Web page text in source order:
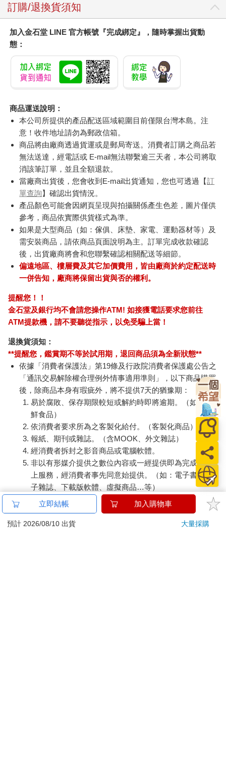
訂購/退換貨須知
加入金石堂 LINE 官方帳號『完成綁定』，隨時掌握出貨動
態：
商品運送說明：
本公司所提供的產品配送區域範圍目前僅限台灣本島。注
意！收件地址請勿為郵政信箱。
商品將由廠商透過貨運或是郵局寄送。消費者訂購之商品若
無法送達，經電話或 E-mail無法聯繫逾三天者，本公司將取
消該筆訂單，並且全額退款。
當廠商出貨後，您會收到E-mail出貨通知，您也可透過【訂
單查詢】確認出貨情況。
產品顏色可能會因網頁呈現與拍攝關係產生色差，圖片僅供
參考，商品依實際供貨樣式為準。
如果是大型商品（如：傢俱、床墊、家電、運動器材等）及
需安裝商品，請依商品頁面說明為主。訂單完成收款確認
後，出貨廠商將會和您聯繫確認相關配送等細節。
偏遠地區、樓層費及其它加價費用，皆由廠商於約定配送時
一併告知，廠商將保留出貨與否的權利。
提醒您！！
金石堂及銀行均不會請您操作ATM! 如接獲電話要求您前往
ATM提款機，請不要聽從指示，以免受騙上當！
退換貨須知：
**提醒您，鑑賞期不等於試用期，退回商品須為全新狀態**
依據「消費者保護法」第19條及行政院消費者保護處公告之
「通訊交易解除權合理例外情事適用準則」，以下商品購買
後，除商品本身有瑕疵外，將不提供7天的猶豫期：
易於腐敗、保存期限較短或解約時即將逾期。（如：生
鮮食品）
依消費者要求所為之客製化給付。（客製化商品）
報紙、期刊或雜誌。（含MOOK、外文雜誌）
經消費者拆封之影音商品或電腦軟體。
非以有形媒介提供之數位內容或一經提供即為完成之線
上服務，經消費者事先同意始提供。（如：電子書、電
子雜誌、下載版軟體、虛擬商品…等）
已拆封之個人衛生用品。（如：內衣褲、刮鬍刀、除毛
刀…等）
若非上列種類商品，均享有到貨7天的猶豫期（含例假
立即結帳 加入購物車
預計 2026/08/10 出貨 大量採購